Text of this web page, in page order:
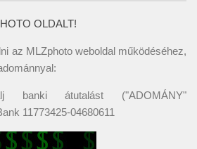
OLDALT!
az MLZphoto weboldal működéséhez,
banki átutalást ("ADOMÁNY"
11773425-04680611